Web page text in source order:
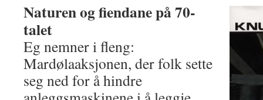
Naturen og fiendane på 70-
talet
Eg nemner i fleng:
Mardølaaksjonen, der folk sette
seg ned for å hindre